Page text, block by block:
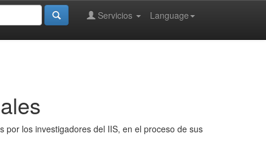
Language
Servicios
los investigadores del IIS, en el proceso de sus